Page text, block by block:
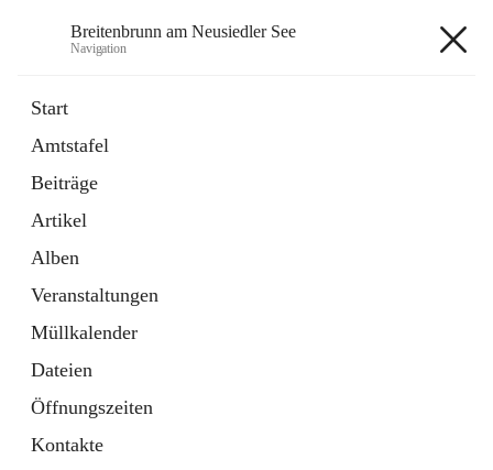
Breitenbrunn am Neusiedler See
Navigation
Start
Amtstafel
Beiträge
Artikel
Alben
Veranstaltungen
Müllkalender
Dateien
Öffnungszeiten
Kontakte
18 Schnellzugriffe
Gemeindeservice